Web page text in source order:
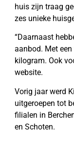
huis zijn traag
zes unieke
“Daarnaast
aanbod. Met
kilogram. Ook
website.
Vorig jaar werd
uitgeroepen tot
filialen in
en Schoten.